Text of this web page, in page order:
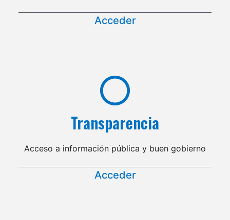
Acceder
Transparencia
Acceso a información pública y buen gobierno
Acceder